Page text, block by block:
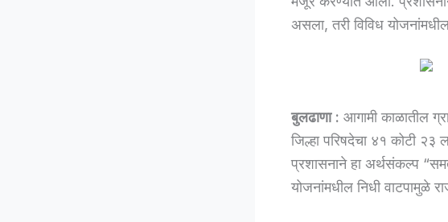
असला, तरी विविध
बुलढाणा : आगामी काळातील
जिल्हा परिषदेचा ४१ कोटी
प्रशासनाने हा अर्थसंकल्प
योजनांमधील निधी वाटपामुळे